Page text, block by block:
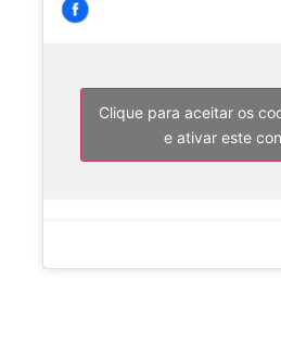
Clique para aceitar os
e ativar este